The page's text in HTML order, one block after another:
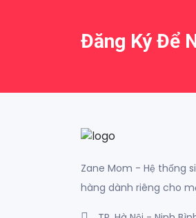
Đăng Ký Để
Zane Mom - Hệ thống
hàng dành riêng cho